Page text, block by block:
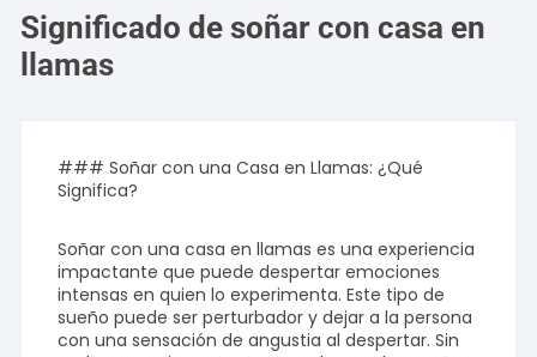
Significado de soñar con casa en
llamas
### Soñar con una Casa en Llamas: ¿Qué
Significa?
Soñar con una casa en llamas es una experiencia
impactante que puede despertar emociones
intensas en quien lo experimenta. Este tipo de
sueño puede ser perturbador y dejar a la persona
con una sensación de angustia al despertar. Sin